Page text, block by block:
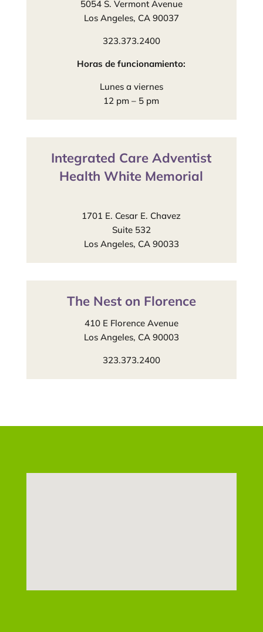
5054 S. Vermont Avenue
Los Angeles, CA 90037
323.373.2400
Horas de funcionamiento:
Lunes a viernes
12 pm – 5 pm
Integrated Care Adventist
Health White Memorial
1701 E. Cesar E. Chavez
Suite 532
Los Angeles, CA 90033
The Nest on Florence
410 E Florence Avenue
Los Angeles, CA 90003
323.373.2400